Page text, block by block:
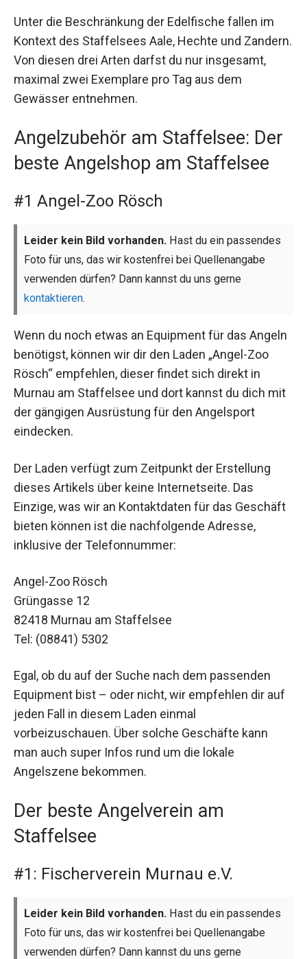
Unter die Beschränkung der Edelfische fallen im
Kontext des Staffelsees Aale, Hechte und Zandern.
Von diesen drei Arten darfst du nur insgesamt,
maximal zwei Exemplare pro Tag aus dem
Gewässer entnehmen.
Angelzubehör am Staffelsee: Der
beste Angelshop am Staffelsee
#1 Angel-Zoo Rösch
Leider kein Bild vorhanden. Hast du ein passendes
Foto für uns, das wir kostenfrei bei Quellenangabe
verwenden dürfen? Dann kannst du uns gerne
kontaktieren.
Wenn du noch etwas an Equipment für das Angeln
benötigst, können wir dir den Laden „Angel-Zoo
Rösch“ empfehlen, dieser findet sich direkt in
Murnau am Staffelsee und dort kannst du dich mit
der gängigen Ausrüstung für den Angelsport
eindecken.
Der Laden verfügt zum Zeitpunkt der Erstellung
dieses Artikels über keine Internetseite. Das
Einzige, was wir an Kontaktdaten für das Geschäft
bieten können ist die nachfolgende Adresse,
inklusive der Telefonnummer:
Angel-Zoo Rösch
Grüngasse 12
82418 Murnau am Staffelsee
Tel: (08841) 5302
Egal, ob du auf der Suche nach dem passenden
Equipment bist – oder nicht, wir empfehlen dir auf
jeden Fall in diesem Laden einmal
vorbeizuschauen. Über solche Geschäfte kann
man auch super Infos rund um die lokale
Angelszene bekommen.
Der beste Angelverein am
Staffelsee
#1: Fischerverein Murnau e.V.
Leider kein Bild vorhanden. Hast du ein passendes
Foto für uns, das wir kostenfrei bei Quellenangabe
verwenden dürfen? Dann kannst du uns gerne